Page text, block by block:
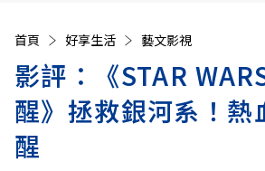
首頁 好享生活 藝文影視
影評：《STAR
醒》拯救銀河系！熱
醒